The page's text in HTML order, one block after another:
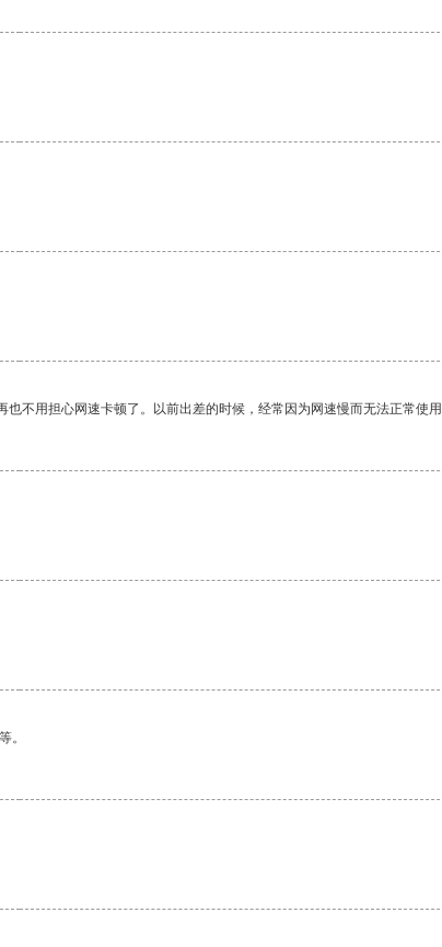
不用担心网速卡顿了。以前出差的时候，经常因为网速慢而无法正常使
。